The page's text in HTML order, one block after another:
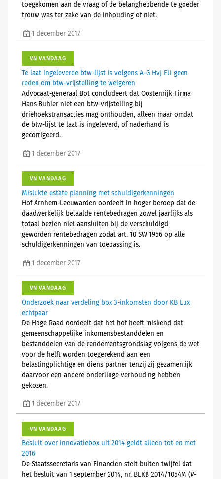
toegekomen aan de vraag of de belanghebbende te goeder
trouw was ter zake van de inhouding of niet.
1 december 2017
VN VANDAAG
Te laat ingeleverde btw-lijst is volgens A-G HvJ EU geen
reden om btw-vrijstelling te weigeren
Advocaat-generaal Bot concludeert dat Oostenrijk Firma
Hans Bühler niet een btw-vrijstelling bij
driehoekstransacties mag onthouden, alleen maar omdat
de btw-lijst te laat is ingeleverd, of naderhand is
gecorrigeerd.
1 december 2017
VN VANDAAG
Mislukte estate planning met schuldigerkenningen
Hof Arnhem-Leeuwarden oordeelt in hoger beroep dat de
daadwerkelijk betaalde rentebedragen zowel jaarlijks als
totaal bezien niet aansluiten bij de verschuldigd
geworden rentebedragen zodat art. 10 SW 1956 op alle
schuldigerkenningen van toepassing is.
1 december 2017
VN VANDAAG
Onderzoek naar verdeling box 3-inkomsten door KB Lux
echtpaar
De Hoge Raad oordeelt dat het hof heeft miskend dat
gemeenschappelijke inkomensbestanddelen en
bestanddelen van de rendementsgrondslag volgens de wet
voor de helft worden toegerekend aan een
belastingplichtige en diens partner tenzij zij gezamenlijk
daarvoor een andere onderlinge verhouding hebben
gekozen.
1 december 2017
VN VANDAAG
Besluit over innovatiebox uit 2014 geldt alleen tot en met
2016
De Staatssecretaris van Financiën stelt buiten twijfel dat
het besluit van 1 september 2014, nr. BLKB 2014/1054M (V-